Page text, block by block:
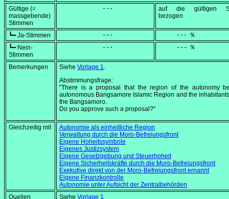
Gültige (=
massgebende)
Stimmen
            ---
auf die gültigen
bezogen
┗━ Ja-Stimmen
            ---
     --- %
┗━ Nein-
Stimmen
            ---
     --- %
Bemerkungen Siehe Vorlage 1.
Abstimmungsfrage:
"There is a proposal that the region of the autonomy
autonomous Bangsamore Islamic Region and the
the Bangsamoro.
Do you approve such a proposal?"
Gleichzeitig mit
Autonomie als einheitliche Region
Verwaltung durch die Moro-Befreiungsfront
Eigene Hoheitssymbole
Eigenes Justizsystem
Eigene Gesetzgebung und Steuerhoheit
Eigene Sicherheitskräfte durch die Moro-Befreiungsfront
Exekutive direkt von der Moro-Befreiungsfront ernannt
Eigene Finanzkontrolle
Autonomie unter Aufsicht der Zentralbehörden
Quellen
Siehe Vorlage 1